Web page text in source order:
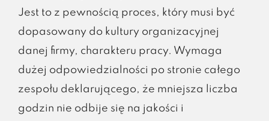
Jest to z pewnością proces, który musi być
dopasowany do kultury organizacyjnej
danej firmy, charakteru pracy. Wymaga
dużej odpowiedzialności po stronie całego
zespołu deklarującego, że mniejsza liczba
godzin nie odbije się na jakości i